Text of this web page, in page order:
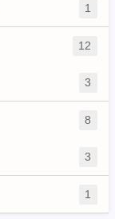
1
12
3
8
3
1